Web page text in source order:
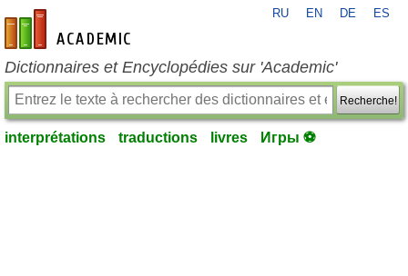
fr-academic.com
RU EN DE ES
Dictionnaires et Encyclopédies sur 'Academic'
Recherche!
interprétations traductions livres Игры ⚽